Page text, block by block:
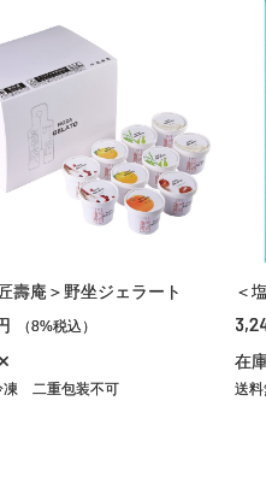
壽庵＞野坐ジェラート
（8%税込）
凍 二重包装不可
＜
在
送